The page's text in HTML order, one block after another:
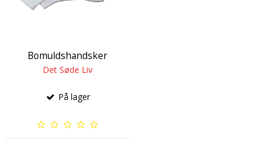
Bomuldshandsker
Det Søde Liv
På lager